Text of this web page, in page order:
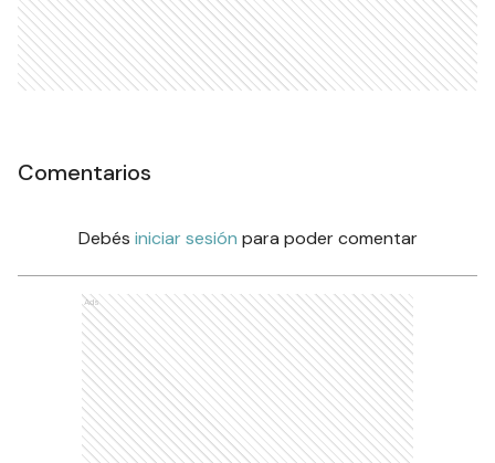
Comentarios
Debés iniciar sesión para poder comentar
Ads